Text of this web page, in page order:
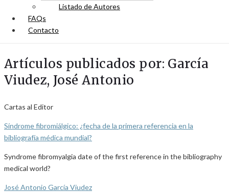
Listado de Autores
FAQs
Contacto
Artículos publicados por: García
Viudez, José Antonio
Cartas al Editor
Síndrome fibromiálgico: ¿fecha de la primera referencia en la
bibliografía médica mundial?
Syndrome fibromyalgia date of the first reference in the bibliography
medical world?
José Antonio García Viudez